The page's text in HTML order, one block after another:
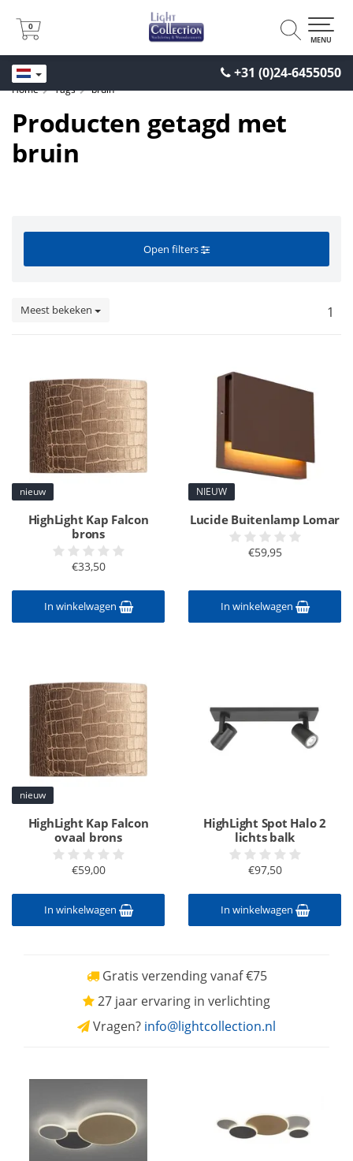
+31 (0)24-6455050
0
0
MENU
Home Tags bruin
Producten getagd met
bruin
Open filters
Meest bekeken 1
nieuw
HighLight Kap Falcon
brons
€33,50
In winkelwagen
NIEUW
Lucide Buitenlamp Lomar
€59,95
In winkelwagen
nieuw
HighLight Kap Falcon
ovaal brons
€59,00
In winkelwagen
HighLight Spot Halo 2
lichts balk
€97,50
In winkelwagen
Gratis verzending vanaf €75
27 jaar ervaring in verlichting
Vragen? info@lightcollection.nl